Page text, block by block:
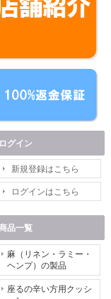
ログイン
新規登録はこちら
ログインはこちら
品一覧
麻（リネン・ラミー・
ヘンプ）の製品
座るの辛い方用クッシ